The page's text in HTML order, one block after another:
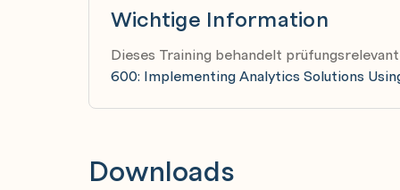
Govern data in Microsoft Fabric with
Wichtige Information
Dieses Training behandelt
600: Implementing Analytics Solutions
Downloads